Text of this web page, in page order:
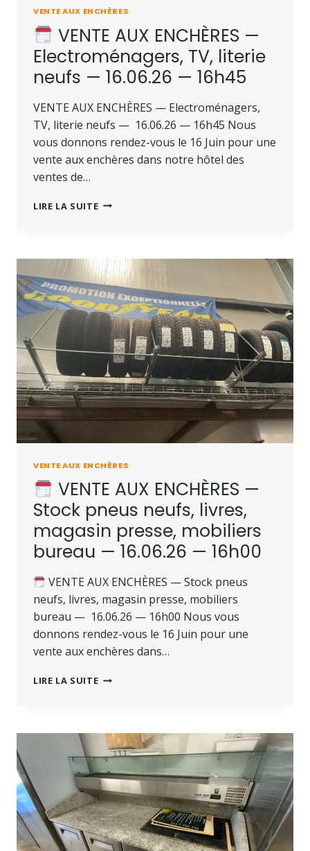
VENTE AUX ENCHÈRES
VENTE AUX ENCHÈRES —
Electroménagers, TV, literie
neufs — 16.06.26 — 16h45
VENTE AUX ENCHÈRES — Electroménagers,
TV, literie neufs — 16.06.26 — 16h45 Nous
vous donnons rendez-vous le 16 Juin pour une
vente aux enchères dans notre hôtel des
ventes de…
LIRE LA SUITE
VENTE AUX ENCHÈRES
VENTE AUX ENCHÈRES —
Stock pneus neufs, livres,
magasin presse, mobiliers
bureau — 16.06.26 — 16h00
VENTE AUX ENCHÈRES — Stock pneus
neufs, livres, magasin presse, mobiliers
bureau — 16.06.26 — 16h00 Nous vous
donnons rendez-vous le 16 Juin pour une
vente aux enchères dans…
LIRE LA SUITE